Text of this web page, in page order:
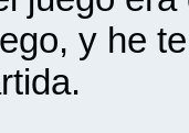
y he